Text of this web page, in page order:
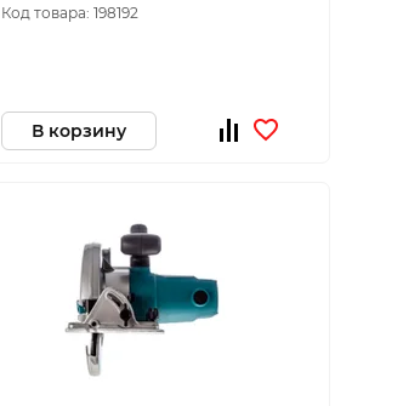
Код товара: 198192
В корзину